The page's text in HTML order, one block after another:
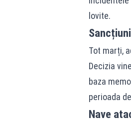
lovite.
Tot marți,
Decizia
baza
perioada
Nave